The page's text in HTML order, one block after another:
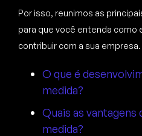
Por isso, reunimos as
para que você entenda como
contribuir com a sua
O que é
medida?
Quais as
medida?